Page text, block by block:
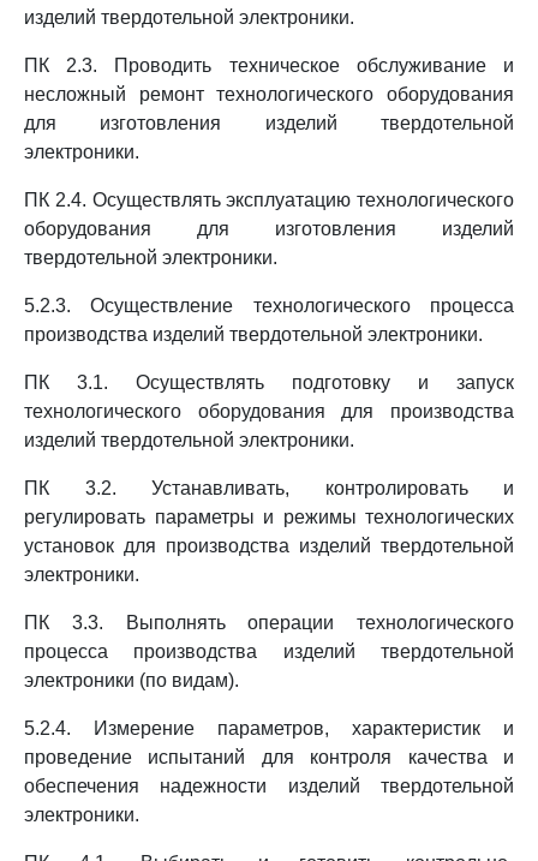
изделий твердотельной электроники.
ПК 2.3. Проводить техническое обслуживание и
несложный ремонт технологического оборудования
для изготовления изделий твердотельной
электроники.
ПК 2.4. Осуществлять эксплуатацию технологического
оборудования для изготовления изделий
твердотельной электроники.
5.2.3. Осуществление технологического процесса
производства изделий твердотельной электроники.
ПК 3.1. Осуществлять подготовку и запуск
технологического оборудования для производства
изделий твердотельной электроники.
ПК 3.2. Устанавливать, контролировать и
регулировать параметры и режимы технологических
установок для производства изделий твердотельной
электроники.
ПК 3.3. Выполнять операции технологического
процесса производства изделий твердотельной
электроники (по видам).
5.2.4. Измерение параметров, характеристик и
проведение испытаний для контроля качества и
обеспечения надежности изделий твердотельной
электроники.